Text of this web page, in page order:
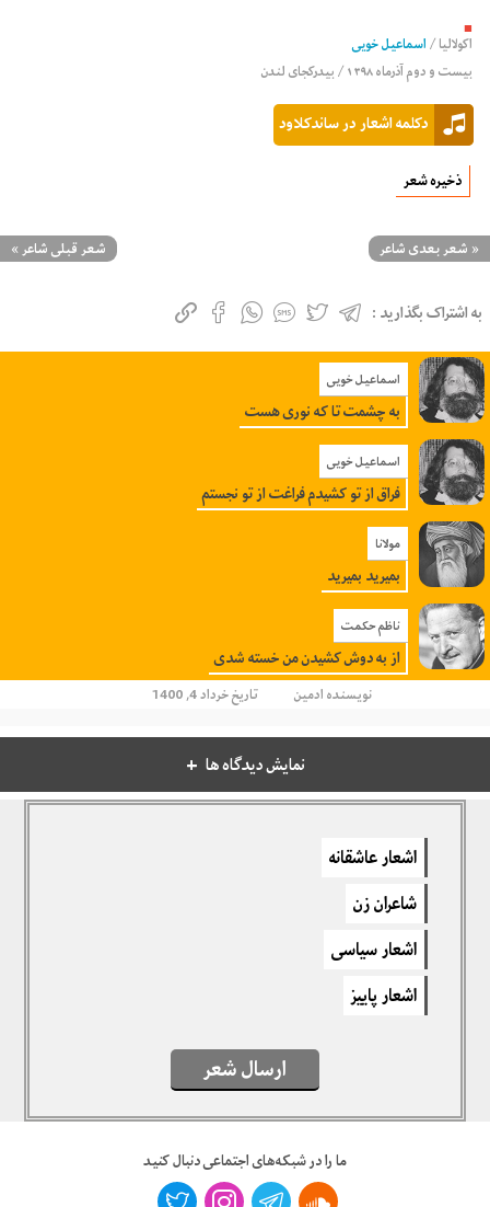
■
اکولالیا/اسماعیل خویی
بیست و دوم آذرماه ۱۳۹۸ / بیدرکجای لندن
دکلمه اشعار در ساندکلاود
ذخیره شعر
« شعر بعدی شاعر شعر قبلی شاعر»
به اشتراک بگذارید :
اسماعیل خویی
به چشمت تا که نوری هست
اسماعیل خویی
فراق از تو کشیدم فراغت از تو نجستم
مولانا
بمیرید بمیرید
ناظم حکمت
از به دوش کشیدن من خسته شدی
نویسندهادمین تاریخ خرداد 4, 1400
نمایش دیدگاه ها
دیدگاهتان را بنویسید
برای نوشتن دیدگاه باید
اشعار عاشقانه
شاعران زن
اشعار سیاسی
اشعار پاییز
ارسال شعر
ما را در شبکه‌های اجتماعی دنبال کنید